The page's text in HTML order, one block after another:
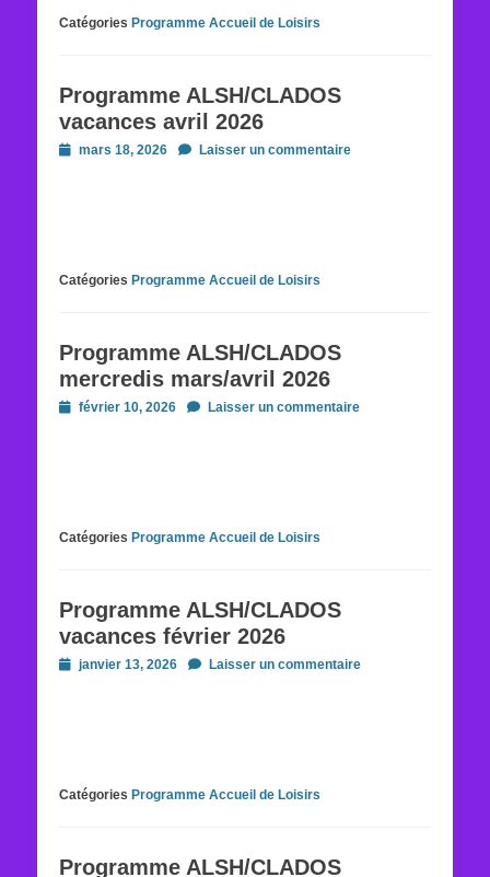
Catégories Programme Accueil de Loisirs
Programme ALSH/CLADOS
vacances avril 2026
Postedmars 18, 2026 Laisser un commentaire
Catégories Programme Accueil de Loisirs
Programme ALSH/CLADOS
mercredis mars/avril 2026
Postedfévrier 10, 2026 Laisser un commentaire
Catégories Programme Accueil de Loisirs
Programme ALSH/CLADOS
vacances février 2026
Postedjanvier 13, 2026 Laisser un commentaire
Catégories Programme Accueil de Loisirs
Programme ALSH/CLADOS